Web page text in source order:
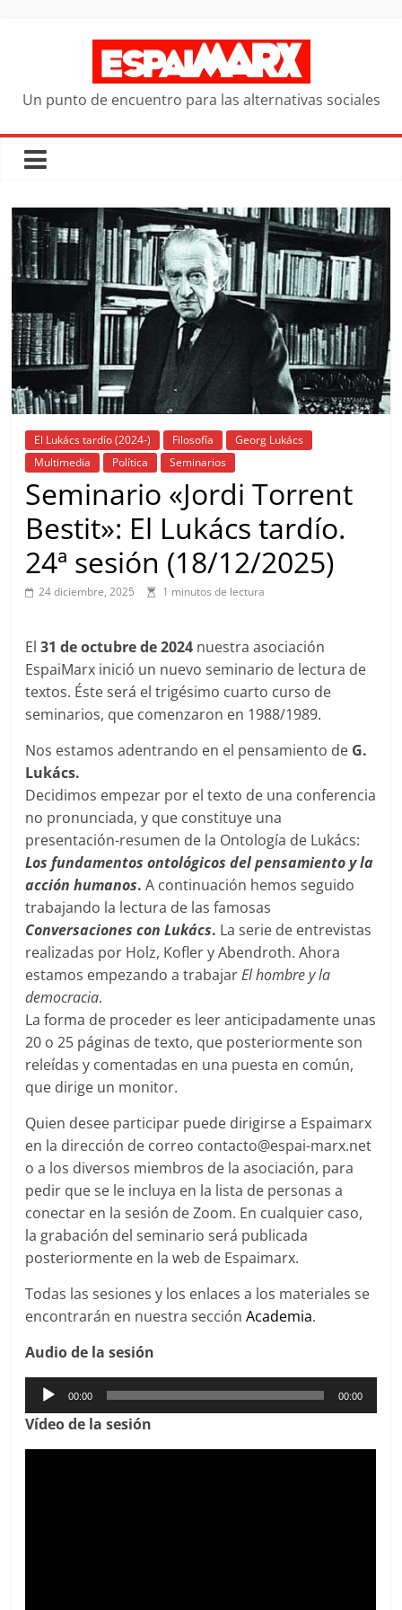
Un punto de encuentro para las alternativas sociales
El Lukács tardío (2024-) Filosofía
Georg Lukács
Multimedia
Política Seminarios
Seminario «Jordi Torrent
Bestit»: El Lukács tardío.
24ª sesión (18/12/2025)
24 diciembre, 2025 1 minutos de lectura
El31 de octubre de 2024 nuestra asociación
EspaiMarx inició un nuevo seminario de lectura de
textos. Éste será el trigésimo cuarto curso de
seminarios, que comenzaron en 1988/1989.
Nos estamos adentrando en el pensamiento de G.
Lukács.
Decidimos empezar por el texto de una conferencia
no pronunciada, y que constituye una
presentación-resumen de la Ontología de Lukács:
Los fundamentos ontológicos del pensamiento y la
acción humanos.A continuación hemos seguido
trabajando la lectura de las famosas
Conversaciones con Lukács. La serie de entrevistas
realizadas por Holz, Kofler y Abendroth. Ahora
estamos empezando a trabajarEl hombre y la
democracia.
La forma de proceder es leer anticipadamente unas
20 o 25 páginas de texto, que posteriormente son
releídas y comentadas en una puesta en común,
que dirige un monitor.
Quien desee participar puede dirigirse a Espaimarx
en la dirección de correo contacto@espai-marx.net
o a los diversos miembros de la asociación, para
pedir que se le incluya en la lista de personas a
conectar en la sesión de Zoom. En cualquier caso,
la grabación del seminario será publicada
posteriormente en la web de Espaimarx.
Todas las sesiones y los enlaces a los materiales se
encontrarán en nuestra secciónAcademia.
Audio de la sesión
Reproductor
de
audio
00:00 00:00
Vídeo de la sesión